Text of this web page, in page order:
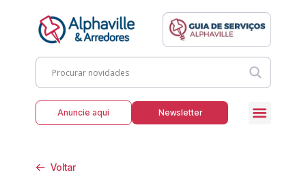
Anuncie aqui Newsletter
Voltar